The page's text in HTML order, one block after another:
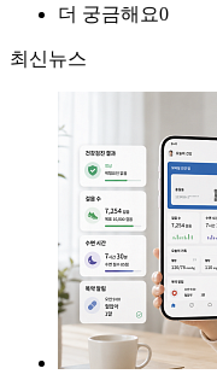
더 궁금해요0
최신뉴스